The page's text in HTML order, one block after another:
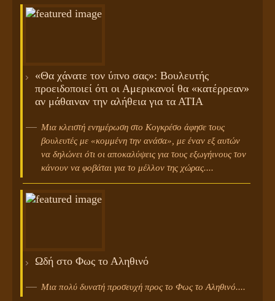
«Θα χάνατε τον ύπνο σας»: Βουλευτής
προειδοποιεί ότι οι Αμερικανοί θα «κατέρρεαν»
αν μάθαιναν την αλήθεια για τα ΑΤΙΑ
Μια κλειστή ενημέρωση στο Κογκρέσο άφησε τους
βουλευτές με «κομμένη την ανάσα», με έναν εξ αυτών
να δηλώνει ότι οι αποκαλύψεις για τους εξωγήινους τον
κάνουν να φοβάται για το μέλλον της χώρας....
Ωδή στο Φως το Αληθινό
Μια πολύ δυνατή προσευχή προς το Φως το Αληθινό....